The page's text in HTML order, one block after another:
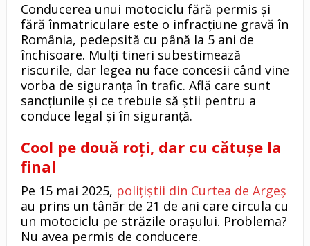
Conducerea unui motociclu fără permis și
fără înmatriculare este o infracțiune gravă în
România, pedepsită cu până la 5 ani de
închisoare. Mulți tineri subestimează
riscurile, dar legea nu face concesii când vine
vorba de siguranța în trafic. Află care sunt
sancțiunile și ce trebuie să știi pentru a
conduce legal și în siguranță.
Cool pe două roți, dar cu cătușe la
final
Pe 15 mai 2025, polițiștii din Curtea de Argeș
au prins un tânăr de 21 de ani care circula cu
un motociclu pe străzile orașului. Problema?
Nu avea permis de conducere.